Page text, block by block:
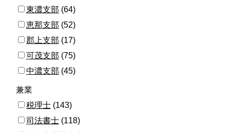
東濃支部 (64)
恵那支部 (52)
郡上支部 (17)
可茂支部 (75)
中濃支部 (45)
兼業
税理士 (143)
司法書士 (118)